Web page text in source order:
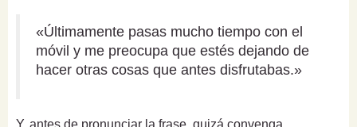
«Últimamente pasas mucho tiempo con el
móvil y me preocupa que estés dejando de
hacer otras cosas que antes disfrutabas.»
Y, antes de pronunciar la frase, quizá convenga